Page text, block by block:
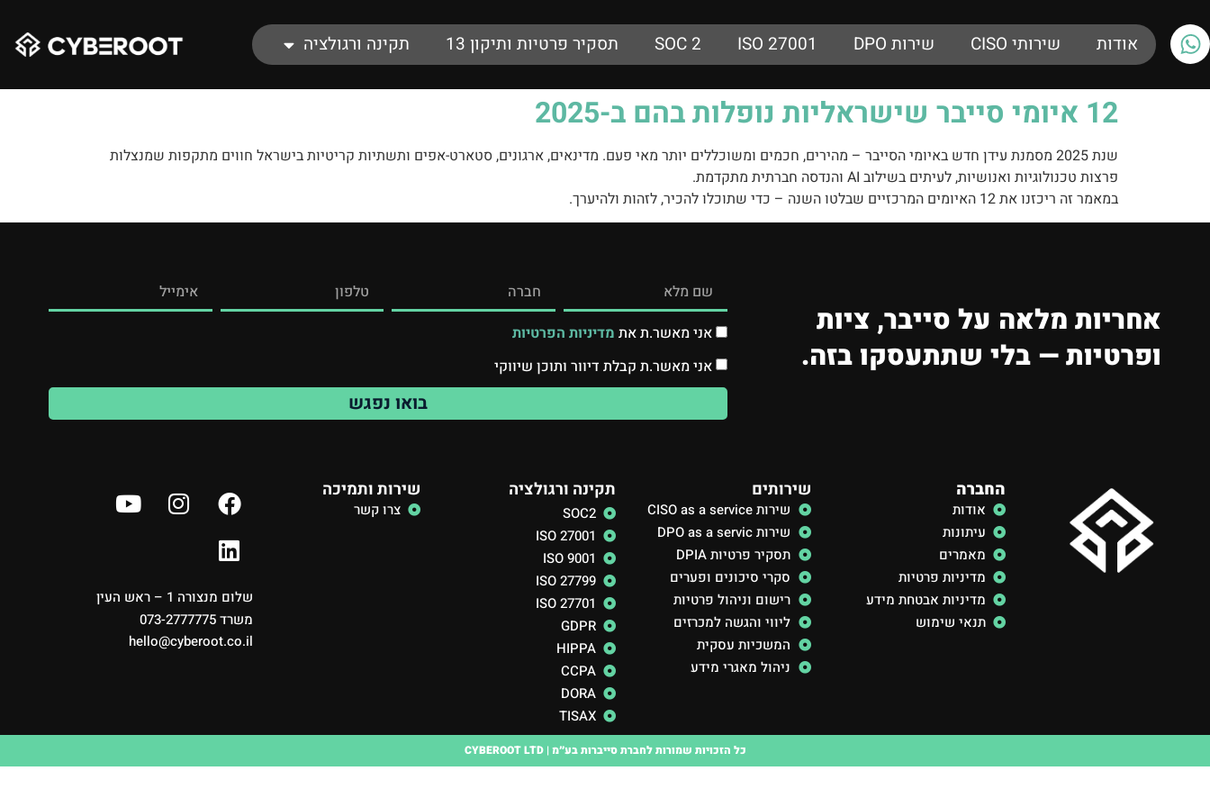
אודות שירותי CISO שירות DPO ISO 27001
SOC 2 תסקיר פרטיות ותיקון 13 תקינה ורגולציה
ליצירת קשר
‎12 איומי סייבר שישראליות נופלות בהם ב-2025
שנת 2025 מסמנת עידן חדש באיומי הסייבר – מהירים, חכמים ומשוכללים יותר מאי פעם. מדינאים, ארגונים, סטארט-אפים ותשתיות קריטיות בישראל חווים מתקפות שמנצלות
פרצות טכנולוגיות ואנושיות, לעיתים בשילוב AI והנדסה חברתית מתקדמת.
במאמר זה ריכזנו את 12 האיומים המרכזיים שבלטו השנה – כדי שתוכלו להכיר, לזהות ולהיערך.
אחריות מלאה על סייבר, ציות
ופרטיות — בלי שתתעסקו בזה.
אני מאשר.ת את מדיניות הפרטיות
אני מאשר.ת קבלת דיוור ותוכן שיווקי
בואו נפגש
החברה
אודות
עיתונות
מאמרים
מדיניות פרטיות
מדיניות אבטחת מידע
תנאי שימוש
שירותים
שירות CISO as a service
שירות DPO as a servic
תסקיר פרטיות DPIA
סקרי סיכונים ופערים
רישום וניהול פרטיות
ליווי והגשה למכרזים
המשכיות עסקית
ניהול מאגרי מידע
תקינה ורגולציה
SOC2
ISO 27001
ISO 9001
ISO 27799
ISO 27701
GDPR
HIPPA
CCPA
DORA
TISAX
שירות ותמיכה
צרו קשר
שלום מנצורה 1 – ראש העין
משרד 073-2777775
hello@cyberoot.co.il
כל הזכויות שמורות לחברת סייברות בע״מ | CYBEROOT LTD